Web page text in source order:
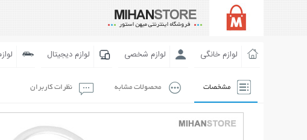
لوازم خانگی لوازم شخصی لوازم دیجیتال
مشخصات محصولات مشابه نظرات کاربران